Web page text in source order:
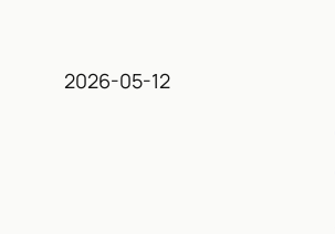
2026-05-12